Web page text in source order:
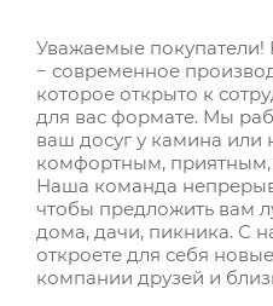
Уважаемые
− современное
которое открыто к
для вас формате. Мы
ваш досуг у камина или
комфортным,
Наша команда
чтобы предложить вам
дома, дачи, пикника. С
откроете для себя
компании друзей и